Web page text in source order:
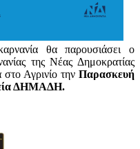
θα παρουσιάσει ο
της Νέας Δημοκρατίας
στο Αγρινίο την Παρασκευή
ΔΗΜΑΔΗ.